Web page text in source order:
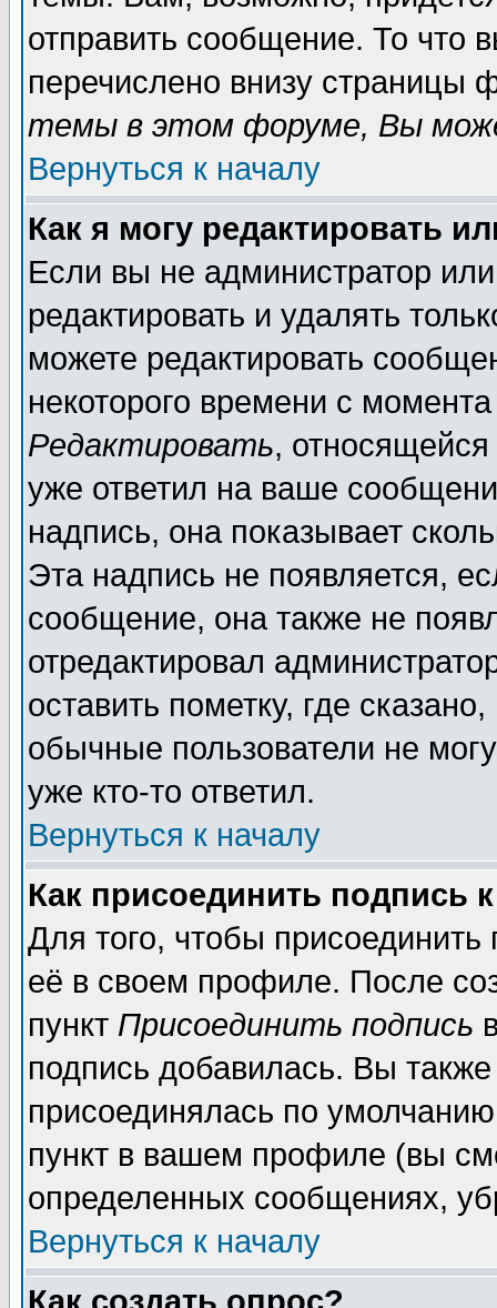
отправить сообщение. То что
перечислено внизу страницы
темы в этом форуме, Вы
Вернуться к началу
Как я могу редактировать
Если вы не администратор
редактировать и удалять
можете редактировать
некоторого времени с
Редактировать,
уже ответил на ваше
надпись, она показывает
Эта надпись не появляется,
сообщение, она также не
отредактировал
оставить пометку, где
обычные пользователи не
уже кто-то ответил.
Вернуться к началу
Как присоединить подпись
Для того, чтобы
её в своем профиле. После
пункт Присоединить подпись
подпись добавилась. Вы
присоединялась по
пункт в вашем профиле (вы
определенных сообщениях,
Вернуться к началу